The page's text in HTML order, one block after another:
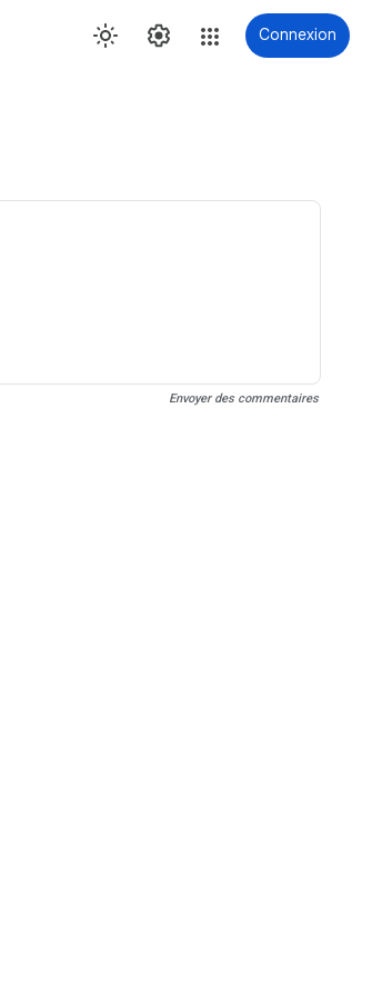
Connexion
Envoyer des commentaires